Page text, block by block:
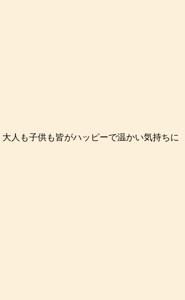
人も子供も皆がハッピーで温かい気持ちに